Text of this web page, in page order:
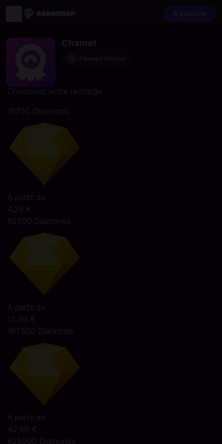
Chamet
Choisissez votre recharge
18750 Diamonds
A partir de
4,29 €
62500 Diamonds
A partir de
13,99 €
187500 Diamonds
A partir de
42,99 €
625000 Diamonds